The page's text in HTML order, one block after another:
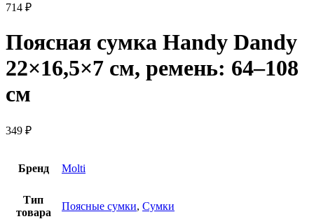
714 ₽
Поясная сумка Handy Dandy
22×16,5×7 см, ремень: 64–108
см
349 ₽
Бренд Molti
Тип
товара
Поясные сумки, Сумки